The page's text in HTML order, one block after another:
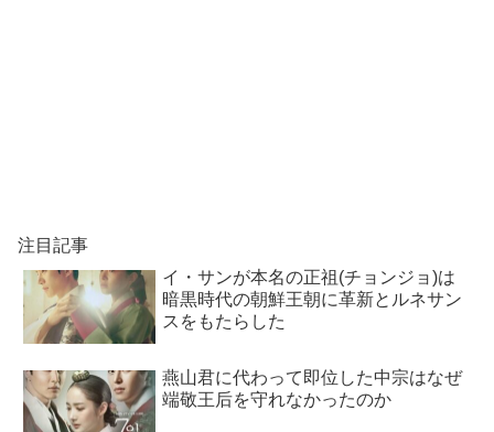
注目記事
イ・サンが本名の正祖(チョンジョ)は
暗黒時代の朝鮮王朝に革新とルネサン
スをもたらした
燕山君に代わって即位した中宗はなぜ
端敬王后を守れなかったのか